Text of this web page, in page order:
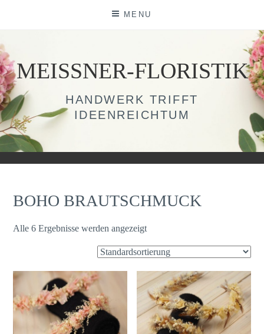
MENU
MEISSNER-FLORISTIK
HANDWERK TRIFFT
IDEENREICHTUM
BOHO BRAUTSCHMUCK
Alle 6 Ergebnisse werden angezeigt